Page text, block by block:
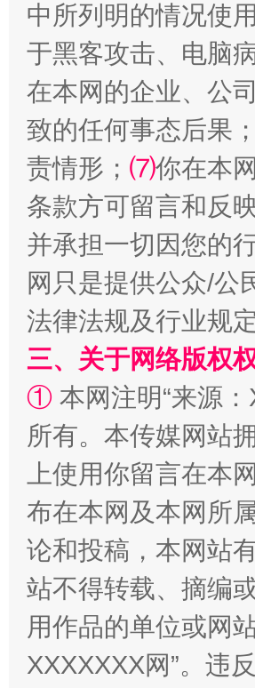
全民健身五年计划来了！等你上场
国家大学科技园优化重塑工作
中所列明的情况使
于黑客攻击、电脑
在本网的企业、公
致的任何事态后果；
责情形； ⑺你在本
条款方可留言和反
并承担一切因您的
网只是提供公众/公
法律法规及行业规
三、关于网络版权
① 本网注明“来源
所有。本传媒网站
上使用你留言在本
布在本网及本网所
论和投稿，本网站
站不得转载、摘编
用作品的单位或网
XXXXXXX网”。违